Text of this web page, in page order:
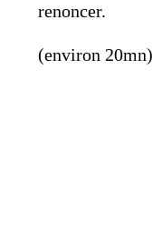
renoncer.
(environ 20mn)